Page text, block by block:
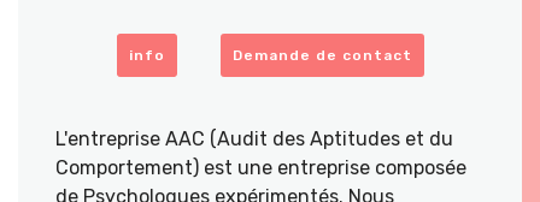
info Demande de contact
L'entreprise AAC (Audit des Aptitudes et du
Comportement) est une entreprise composée
de Psychologues expérimentés. Nous